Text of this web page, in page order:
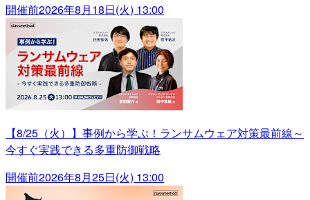
開催前2026年8月18日(火) 13:00
【8/25（火）】事例から学ぶ！ランサムウェア対策最前線～
今すぐ実践できる多重防御戦略
開催前2026年8月25日(火) 13:00